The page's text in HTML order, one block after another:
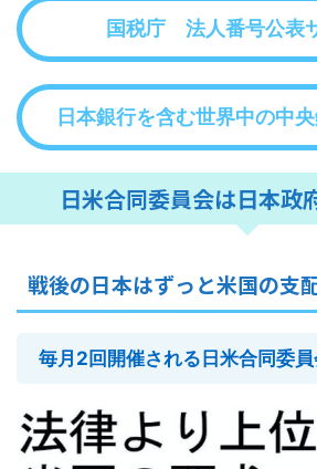
国税庁 法人番号公表
日本銀行を含む世界中の中
日米合同委員会は日本政
戦後の日本はずっと米国の支
毎月2回開催される日米合同委